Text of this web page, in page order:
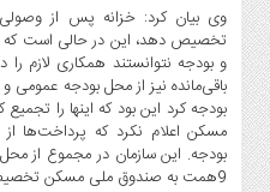
وی بیان کرد:‌ خزانه پس از وصولی
تخصیص دهد، این در حالی است که
باقی‌مانده نیز از محل بودجه عمومی
بودجه کرد این بود که اینها را
مسکن اعلام نکرد که پرداخت‌ها
9همت به صندوق ملی مسکن تخصیص داده است.